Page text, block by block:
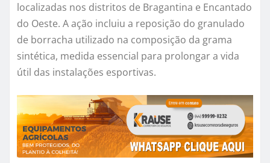
localizadas nos distritos de Bragantina e Encantado
do Oeste. A ação incluiu a reposição do granulado
de borracha utilizado na composição da grama
sintética, medida essencial para prolongar a vida
útil das instalações esportivas.